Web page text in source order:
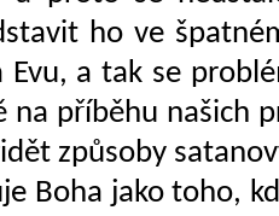
ho ve
Evu, a tak se
na příběhu našich
způsoby
Boha jako toho,